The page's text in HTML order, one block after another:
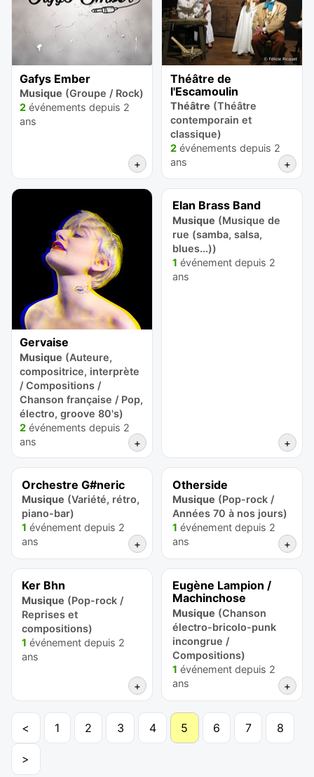
Gafys Ember
Musique (Groupe / Rock)
2 événements depuis 2
ans
+
Théâtre de
l'Escamoulin
Théâtre (Théâtre
contemporain et
classique)
2événements depuis 2
ans
+
Gervaise
Musique (Auteure,
compositrice, interprète
/ Compositions /
Chanson française / Pop,
électro, groove 80's)
2 événements depuis 2
ans
+
Elan Brass Band
Musique (Musique de
rue (samba, salsa,
blues...))
1 événement depuis 2
ans
+
Orchestre G#neric
Musique (Variété, rétro,
piano-bar)
1 événement depuis 2
ans
+
Otherside
Musique (Pop-rock /
Années 70 à nos jours)
1 événement depuis 2
ans
+
Ker Bhn
Musique (Pop-rock /
Reprises et
compositions)
1 événement depuis 2
ans
+
Eugène Lampion /
Machinchose
Musique (Chanson
électro-bricolo-punk
incongrue /
Compositions)
1 événement depuis 2
ans
+
< 1 2 3 4 5 6 7 8
>